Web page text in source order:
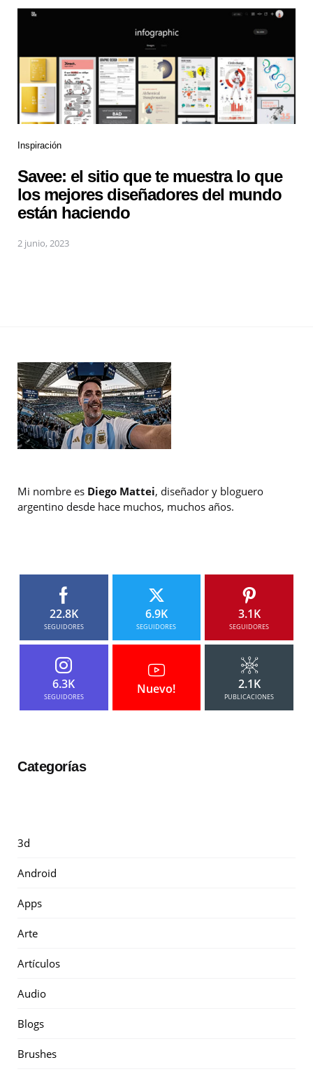
Inspiración
Savee: el sitio que te muestra lo que
los mejores diseñadores del mundo
están haciendo
2 junio, 2023
Mi nombre es Diego Mattei, diseñador y bloguero
argentino desde hace muchos, muchos años.
22.8K
SEGUIDORES
6.9K
SEGUIDORES
3.1K
SEGUIDORES
6.3K
SEGUIDORES
Nuevo! 2.1K
PUBLICACIONES
Categorías
3d
Android
Apps
Arte
Artículos
Audio
Blogs
Brushes